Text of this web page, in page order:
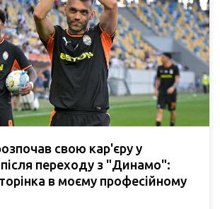
свою кар'єру у
переходу з "Динамо":
в моєму професійному